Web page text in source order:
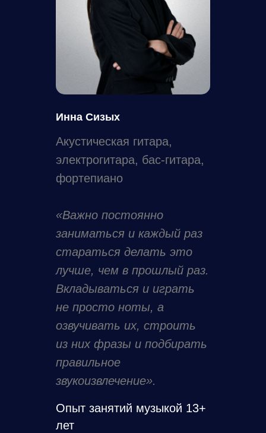
Инна Сизых
Акустическая гитара,
электрогитара, бас-гитара,
фортепиано
«Важно постоянно
заниматься и каждый раз
стараться делать это
лучше, чем в прошлый раз.
Вкладываться и играть
не просто ноты, а
озвучивать их, строить
из них фразы и подбирать
правильное
звукоизвлечение».
Опыт занятий музыкой 13+
лет